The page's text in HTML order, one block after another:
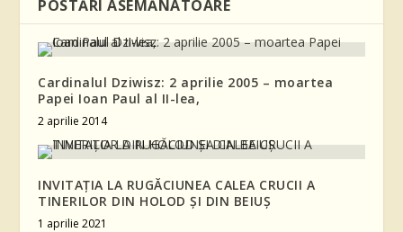
POSTĂRI ASEMĂNATOARE
Cardinalul Dziwisz: 2 aprilie 2005 – moartea
Papei Ioan Paul al II-lea,
2 aprilie 2014
INVITAŢIA LA RUGĂCIUNEA CALEA CRUCII A
TINERILOR DIN HOLOD ŞI DIN BEIUŞ
1 aprilie 2021